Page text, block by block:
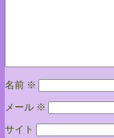
名前 ※
メール ※
サイト